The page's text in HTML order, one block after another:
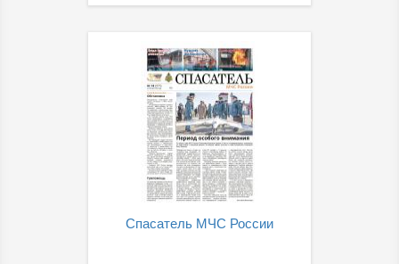
Спасатель МЧС России